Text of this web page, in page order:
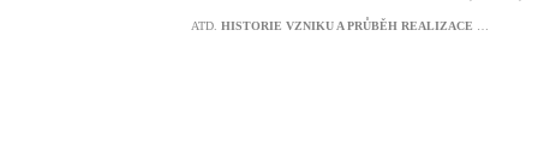
ATD. HISTORIE VZNIKU A PRŮBĚH REALIZACE